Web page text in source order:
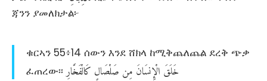
ጃንን ያመለክታል፦
ቁርኣን 55፥14 ሰውን እንደ ሸክላ ከሚቅጨለጨል ደረቅ ጭቃ
ፈጠረው፡፡
خَلَقَالْإِنسَانَمِنصَلْصَالٍكَالْفَخَّارِ